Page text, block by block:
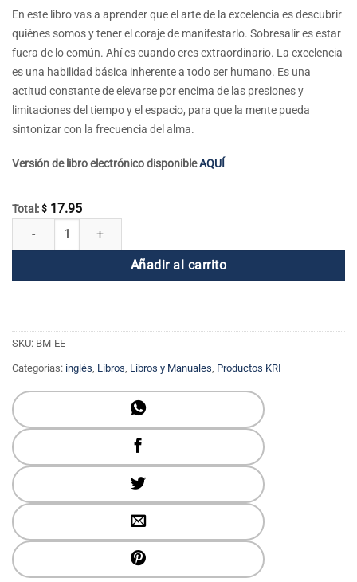
En este libro vas a aprender que el arte de la excelencia es descubrir
quiénes somos y tener el coraje de manifestarlo. Sobresalir es estar
fuera de lo común. Ahí es cuando eres extraordinario. La excelencia
es una habilidad básica inherente a todo ser humano. Es una
actitud constante de elevarse por encima de las presiones y
limitaciones del tiempo y el espacio, para que la mente pueda
sintonizar con la frecuencia del alma.
Versión de libro electrónico disponibleAQUÍ
Total: $ 17.95
Excelencia diaria: el arte del éxito cantidad
Añadir al carrito
SKU: BM-EE
Categorías: inglés Libros Libros y Manuales Productos KRI